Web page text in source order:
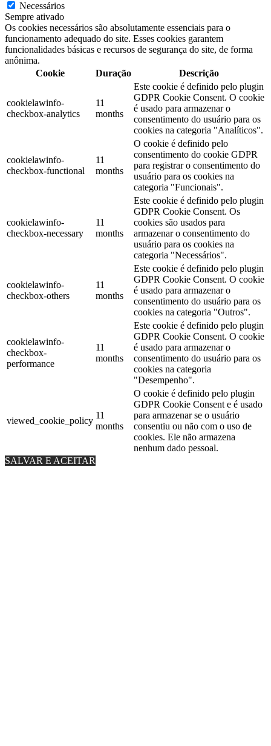
Necessários
Sempre ativado
Os cookies necessários são absolutamente essenciais para o
funcionamento adequado do site. Esses cookies garantem
funcionalidades básicas e recursos de segurança do site, de forma
anônima.
Cookie
Duração Descrição
cookielawinfo-
checkbox-analytics
11
months
Este cookie é definido pelo plugin
GDPR Cookie Consent. O cookie
é usado para armazenar o
consentimento do usuário para os
cookies na categoria "Analíticos".
cookielawinfo-
checkbox-functional
11
months
O cookie é definido pelo
consentimento do cookie GDPR
para registrar o consentimento do
usuário para os cookies na
categoria "Funcionais".
cookielawinfo-
checkbox-necessary
11
months
Este cookie é definido pelo plugin
GDPR Cookie Consent. Os
cookies são usados ​​para
armazenar o consentimento do
usuário para os cookies na
categoria "Necessários".
cookielawinfo-
checkbox-others
11
months
Este cookie é definido pelo plugin
GDPR Cookie Consent. O cookie
é usado para armazenar o
consentimento do usuário para os
cookies na categoria "Outros".
cookielawinfo-
checkbox-
performance
11
months
Este cookie é definido pelo plugin
GDPR Cookie Consent. O cookie
é usado para armazenar o
consentimento do usuário para os
cookies na categoria
"Desempenho".
viewed_cookie_policy
11
months
O cookie é definido pelo plugin
GDPR Cookie Consent e é usado
para armazenar se o usuário
consentiu ou não com o uso de
cookies. Ele não armazena
nenhum dado pessoal.
SALVAR E ACEITAR